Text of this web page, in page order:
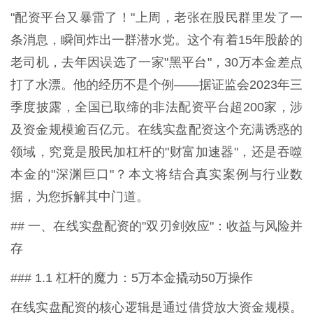
"配资平台又暴雷了！"上周，老张在股民群里发了一
条消息，瞬间炸出一群潜水党。这个有着15年股龄的
老司机，去年因误选了一家"黑平台"，30万本金差点
打了水漂。他的经历不是个例——据证监会2023年三
季度披露，全国已取缔的非法配资平台超200家，涉
及资金规模逾百亿元。在线实盘配资这个充满诱惑的
领域，究竟是股民加杠杆的"财富加速器"，还是吞噬
本金的"深渊巨口"？本文将结合真实案例与行业数
据，为您拆解其中门道。
## 一、在线实盘配资的"双刃剑效应"：收益与风险并
存
### 1.1 杠杆的魔力：5万本金撬动50万操作
在线实盘配资的核心逻辑是通过借贷放大资金规模。